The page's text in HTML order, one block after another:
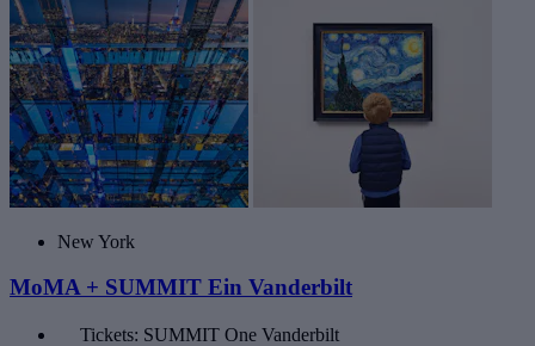
New York
MoMA + SUMMIT Ein Vanderbilt
Tickets: SUMMIT One Vanderbilt